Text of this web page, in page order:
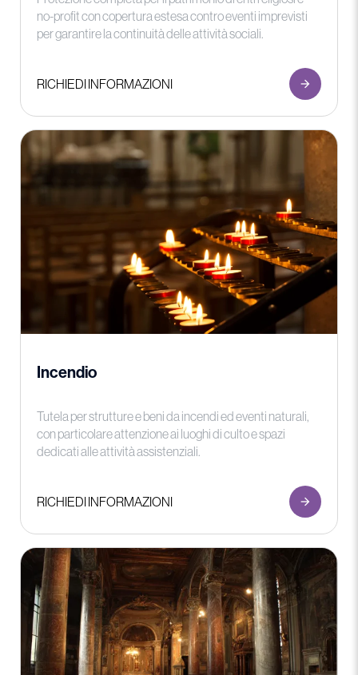
no-profit con copertura estesa contro eventi imprevisti
per garantire la continuità delle attività sociali.
RICHIEDI INFORMAZIONI
Incendio
Tutela per strutture e beni da incendi ed eventi naturali,
con particolare attenzione ai luoghi di culto e spazi
dedicati alle attività assistenziali.
RICHIEDI INFORMAZIONI